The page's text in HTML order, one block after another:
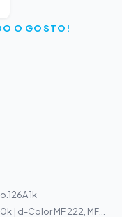
O GOSTO!
1k